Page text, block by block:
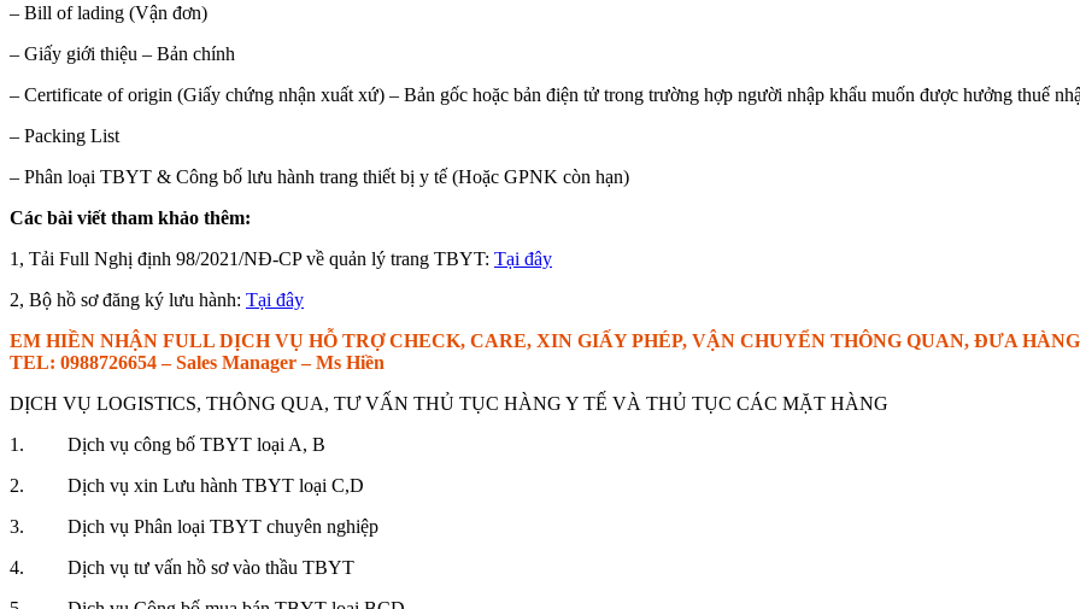
– Bill of lading (Vận đơn)
– Giấy giới thiệu – Bản chính
– Certificate of origin (Giấy chứng nhận xuất xứ) – Bản gốc hoặc bản điện tử trong trường hợp người nhập khẩu muốn được hưởng thuế
– Packing List
– Phân loại TBYT & Công bố lưu hành trang thiết bị y tế (Hoặc GPNK còn hạn)
Các bài viết tham khảo thêm:
1, Tải Full Nghị định 98/2021/NĐ-CP về quản lý trang TBYT: Tại đây
2, Bộ hồ sơ đăng ký lưu hành: Tại đây
EM HIỀN NHẬN FULL DỊCH VỤ HỖ TRỢ CHECK, CARE, XIN GIẤY PHÉP, VẬN CHUYỂN THÔNG QUAN, ĐƯA
TEL: 0988726654 – Sales Manager – Ms Hiền
DỊCH VỤ LOGISTICS, THÔNG QUA, TƯ VẤN THỦ TỤC HÀNG Y TẾ VÀ THỦ TỤC CÁC MẶT HÀNG
1. Dịch vụ công bố TBYT loại A, B
2. Dịch vụ xin Lưu hành TBYT loại C,D
3. Dịch vụ Phân loại TBYT chuyên nghiệp
4. Dịch vụ tư vấn hồ sơ vào thầu TBYT